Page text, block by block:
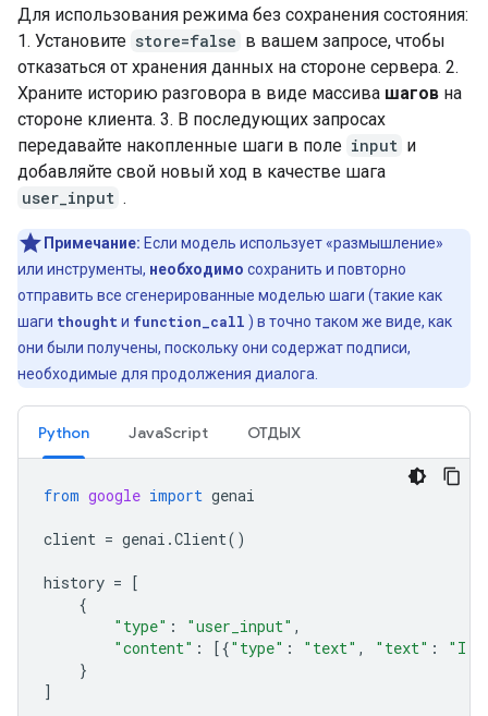
Для использования режима без сохранения состояния:
1. Установите store=false в вашем запросе, чтобы
отказаться от хранения данных на стороне сервера. 2.
Храните историю разговора в виде массива шагов на
стороне клиента. 3. В последующих запросах
передавайте накопленные шаги в поле input и
добавляйте свой новый ход в качестве шага
user_input .
Примечание: Если модель использует «размышление»
или инструменты, необходимо сохранить и повторно
отправить все сгенерированные моделью шаги (такие как
шаги thought и function_call ) в точно таком же виде, как
они были получены, поскольку они содержат подписи,
необходимые для продолжения диалога.
Python JavaScript ОТДЫХ
from google import genai
client = genai .Client()
history = [
{
"type" : "user_input" ,
"content" : [{"type" : "text" , "text" :
"I
}
]